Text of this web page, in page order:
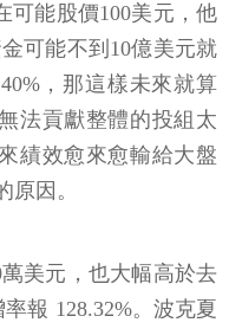
可能股價100美元，他
可能不到10億美元就
，那這樣未來就算
法貢獻整體的投組太
績效愈來愈輸給大盤
原因。
美元，也大幅高於去
報 128.32%。波克夏